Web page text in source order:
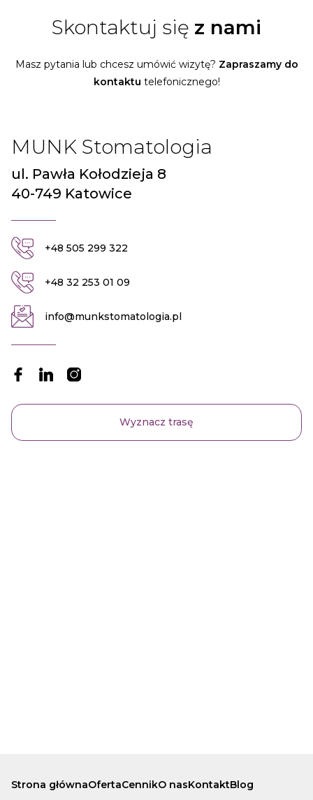
Skontaktuj się z nami
Masz pytania lub chcesz umówić wizytę? Zapraszamy do
kontaktu telefonicznego!
MUNK Stomatologia
ul. Pawła Kołodzieja 8
40-749 Katowice
+48 505 299 322
+48 32 253 01 09
info@munkstomatologia.pl
Wyznacz trasę
Strona głównaOfertaCennikO nasKontaktBlog